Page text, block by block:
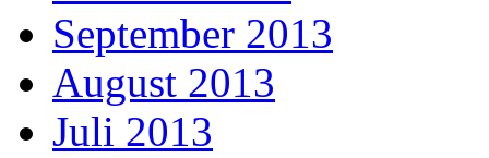
September 2013
August 2013
Juli 2013